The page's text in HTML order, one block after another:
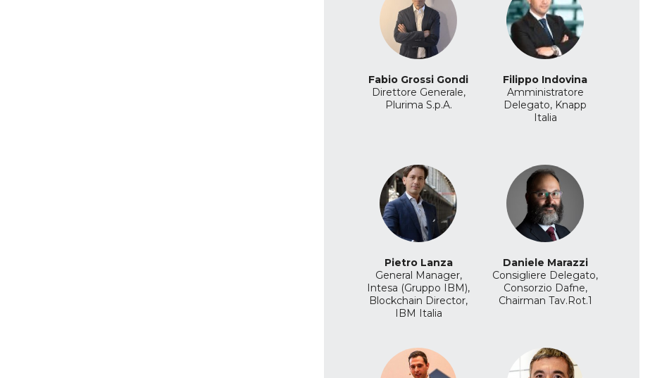
Fabio Grossi Gondi
Direttore Generale,
Plurima S.p.A.
Filippo Indovina
Amministratore
Delegato, Knapp
Italia
Pietro Lanza
General Manager,
Intesa (Gruppo IBM),
Blockchain Director,
IBM Italia
Daniele Marazzi
Consigliere Delegato,
Consorzio Dafne,
Chairman Tav.Rot.1